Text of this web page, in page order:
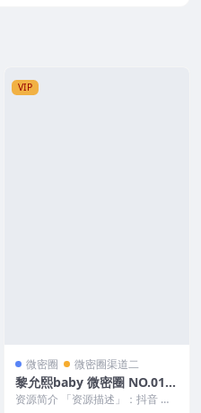
VIP
微密圈 微密圈渠道二
黎允熙baby 微密圈 NO.010
期
资源简介 「资源描述」：抖音 黎